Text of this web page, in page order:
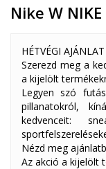
Nike W NIKE
HÉTVÉGI AJÁNLAT
Szerezd meg a
a kijelölt
Legyen szó
pillanatokról,
kedvenceit:
Nézd meg
Az akció a kijelölt